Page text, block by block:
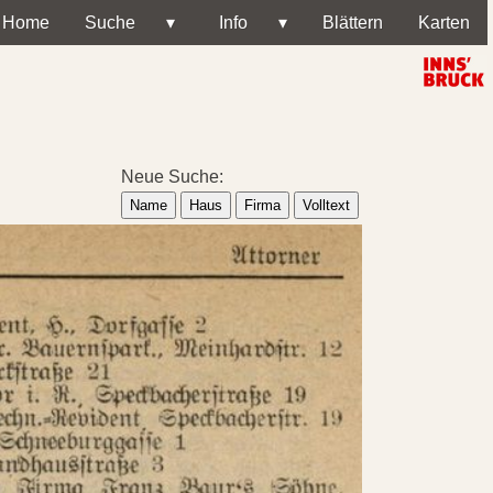
Home Suche ▾ Info ▾ Blättern Karten
Neue Suche:
Name Haus Firma Volltext